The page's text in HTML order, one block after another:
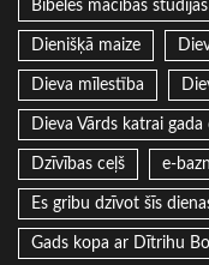
Bībeles mācības studijas
Dienišķā maize
Dieva mīlestība
Dieva Vārds katrai gada
Dzīvības ceļš e-
Es gribu dzīvot šīs
Gads kopa ar Dītrihu